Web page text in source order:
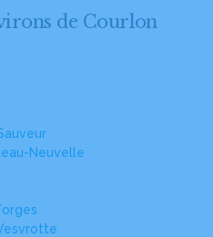
de Courlon
Neuvelle